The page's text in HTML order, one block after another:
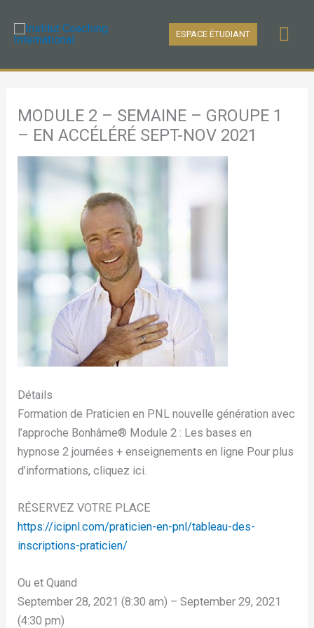
contenu
ESPACE ÉTUDIANT
MODULE 2 – SEMAINE – GROUPE 1
– EN ACCÉLÉRÉ SEPT-NOV 2021
Détails
Formation de Praticien en PNL nouvelle génération avec
l’approche Bonhâme®️ Module 2 : Les bases en
hypnose 2 journées + enseignements en ligne Pour plus
d’informations, cliquez ici.
RÉSERVEZ VOTRE PLACE
https://icipnl.com/praticien-en-pnl/tableau-des-
inscriptions-praticien/
Ou et Quand
September 28, 2021 (8:30 am) – September 29, 2021
(4:30 pm)